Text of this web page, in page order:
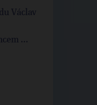
Václav
...